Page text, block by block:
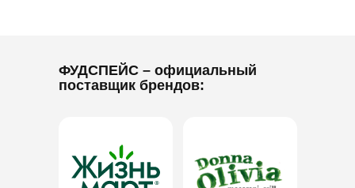
ФУДСПЕЙС – официальный
поставщик брендов: